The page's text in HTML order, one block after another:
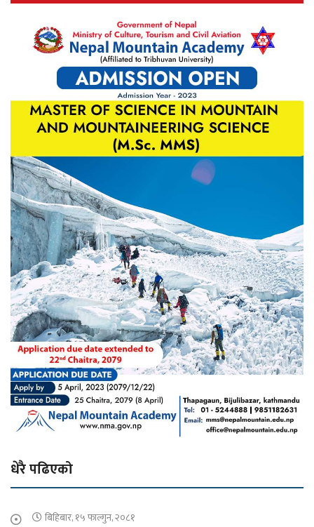
धेरै पढिएको
बिहिबार, १५ फाल्गुन, २०८१